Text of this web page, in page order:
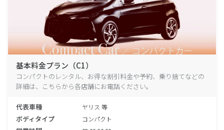
基本料金プラン（C1）
コンパクトのレンタル、お得な割引料金や予約、乗り捨てなどの
詳細は、こちらから各店舗にお電話ください。
代表車種 ヤリス 等
ボディタイプ コンパクト